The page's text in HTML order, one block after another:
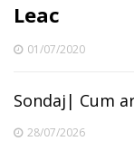
Leac
01/07/2020
Sondaj| Cum
28/07/2026